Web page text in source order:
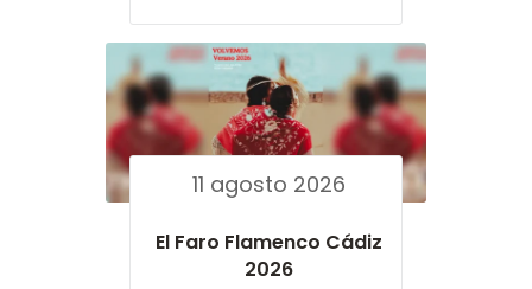
11 agosto 2026
El Faro Flamenco Cádiz
2026